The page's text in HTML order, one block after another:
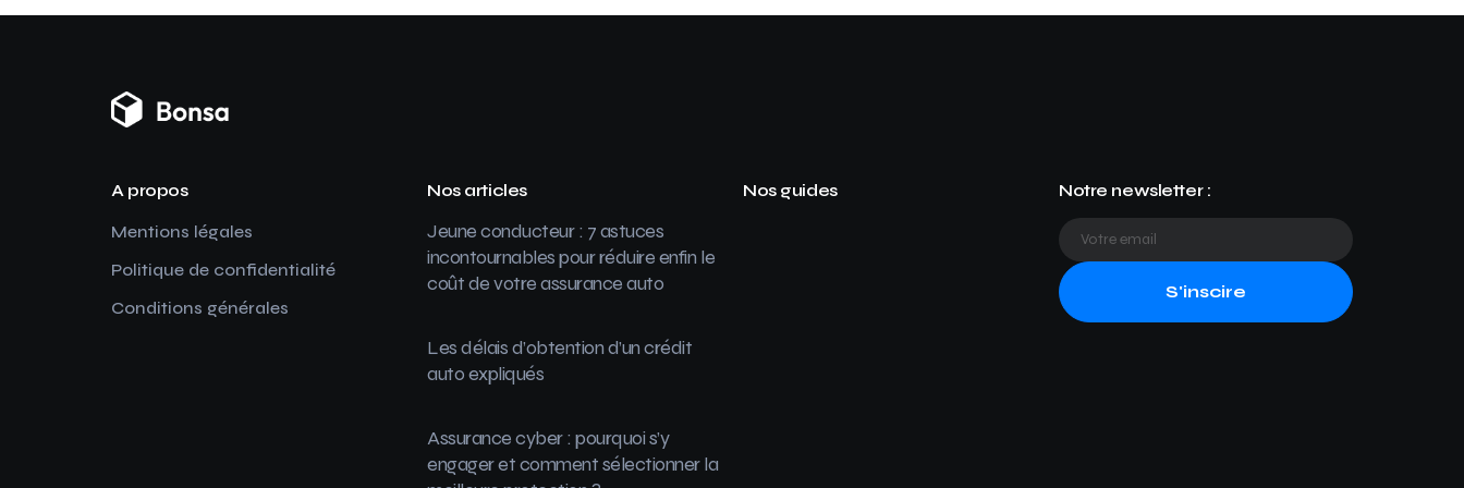
A propos
Mentions légales
Politique de confidentialité
Conditions générales
Nos articles
Jeune conducteur : 7 astuces
incontournables pour réduire enfin le
coût de votre assurance auto
Les délais d’obtention d’un crédit
auto expliqués
Assurance cyber : pourquoi s’y
engager et comment sélectionner la
Nos guides Notre newsletter :
S'inscire